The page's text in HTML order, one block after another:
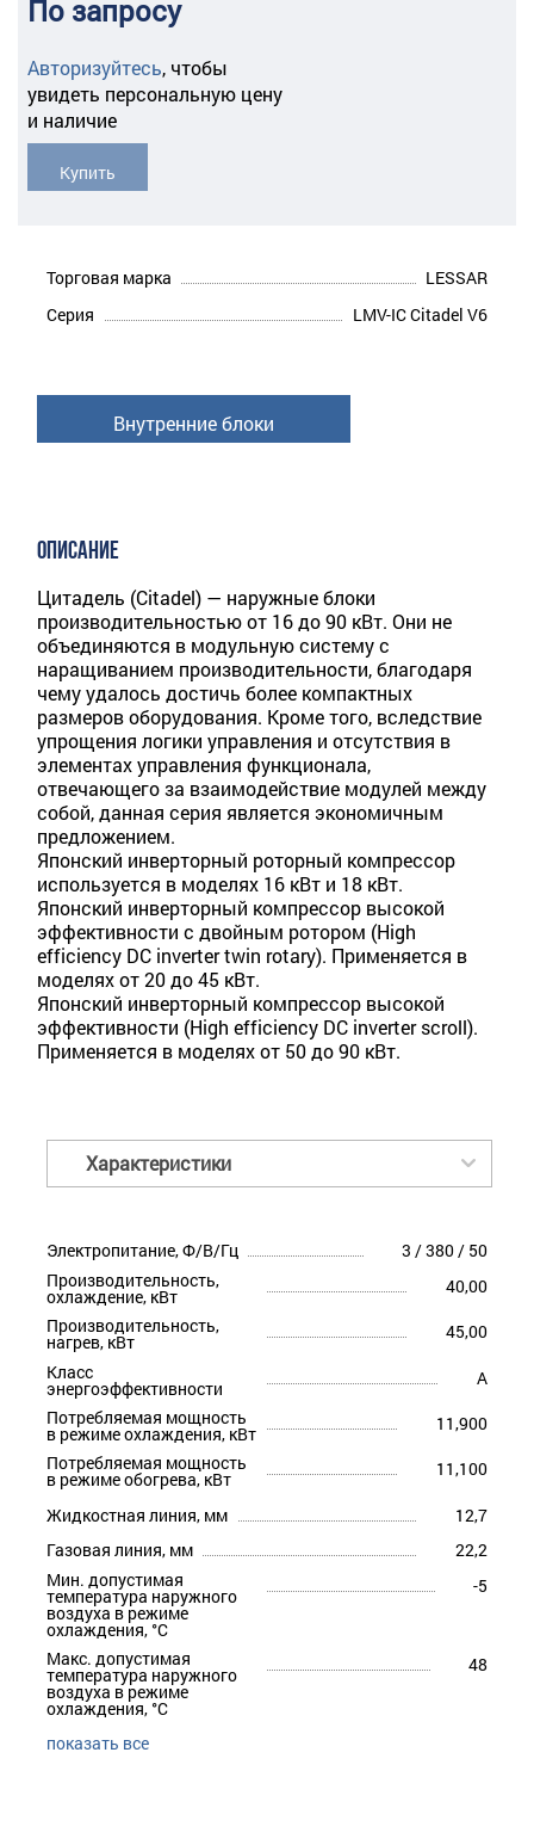
По запросу
Авторизуйтесь, чтобы
увидеть персональную цену
и наличие
Купить
Торговая марка
LESSAR
Серия
LMV-IC Citadel V6
Внутренние блоки
ОПИСАНИЕ
Цитадель (Citadel) — наружные блоки
производительностью от 16 до 90 кВт. Они не
объединяются в модульную систему с
наращиванием производительности, благодаря
чему удалось достичь более компактных
размеров оборудования. Кроме того, вследствие
упрощения логики управления и отсутствия в
элементах управления функционала,
отвечающего за взаимодействие модулей между
собой, данная серия является экономичным
предложением.
Японский инверторный роторный компрессор
используется в моделях 16 кВт и 18 кВт.
Японский инверторный компрессор высокой
эффективности с двойным ротором (High
efficiency DC inverter twin rotary). Применяется в
моделях от 20 до 45 кВт.
Японский инверторный компрессор высокой
эффективности (High efficiency DC inverter scroll).
Применяется в моделях от 50 до 90 кВт.
Характеристики
Электропитание, Ф/В/Гц
3 / 380 / 50
Производительность,
охлаждение, кВт
40,00
Производительность,
нагрев, кВт
45,00
Класс
энергоэффективности
A
Потребляемая мощность
в режиме охлаждения, кВт
11,900
Потребляемая мощность
в режиме обогрева, кВт 11,100
Жидкостная линия, мм
12,7
Газовая линия, мм
22,2
Мин. допустимая
температура наружного
воздуха в режиме
охлаждения, °С
-5
Макс. допустимая
температура наружного
воздуха в режиме
охлаждения, °С
48
показать все